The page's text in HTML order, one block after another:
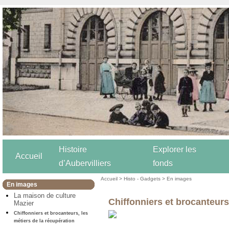
Accueil
Histoire
d’Aubervilliers
Explorer les
fonds
En images
La maison de culture
Mazier
Chiffonniers et brocanteurs, les
métiers de la récupération
Accueil >Histo - Gadgets >En images
Chiffonniers et